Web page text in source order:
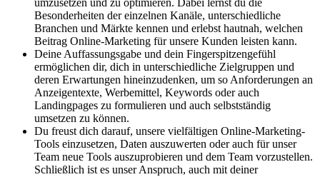
Besonderheiten der einzelnen Kanäle, unterschiedliche
Branchen und Märkte kennen und erlebst hautnah, welchen
Beitrag Online-Marketing für unsere Kunden leisten kann.
Deine Auffassungsgabe und dein Fingerspitzengefühl
ermöglichen dir, dich in unterschiedliche Zielgruppen und
deren Erwartungen hineinzudenken, um so Anforderungen an
Anzeigentexte, Werbemittel, Keywords oder auch
Landingpages zu formulieren und auch selbstständig
umsetzen zu können.
Du freust dich darauf, unsere vielfältigen Online-Marketing-
Tools einzusetzen, Daten auszuwerten oder auch für unser
Team neue Tools auszuprobieren und dem Team vorzustellen.
Schließlich ist es unser Anspruch, auch mit deiner